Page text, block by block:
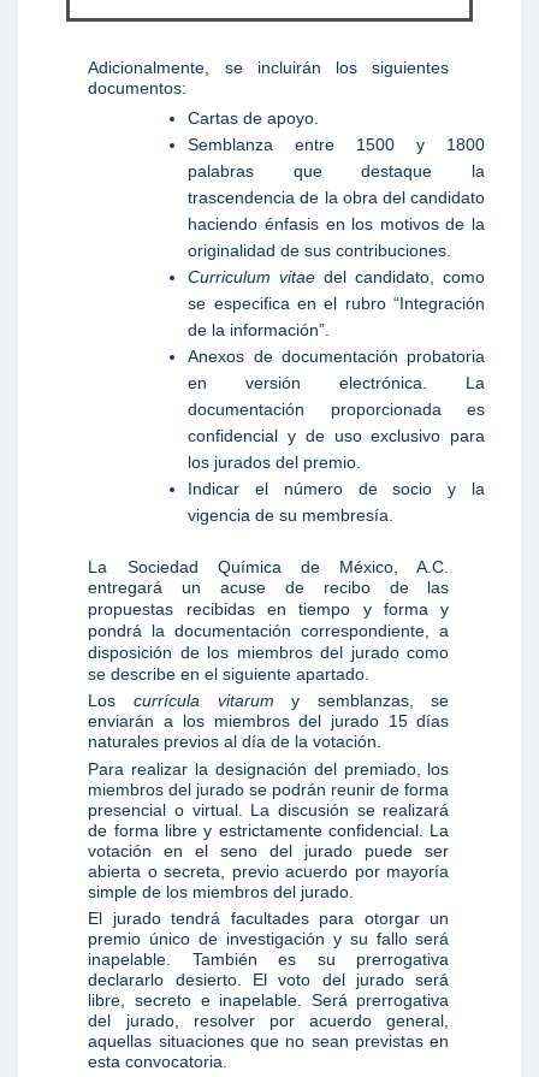
Adicionalmente, se incluirán los siguientes
documentos:
Cartas de apoyo.
Semblanza entre 1500 y 1800
palabras que destaque la
trascendencia de la obra del candidato
haciendo énfasis en los motivos de la
originalidad de sus contribuciones.
Curriculum vitae del candidato, como
se especifica en el rubro “Integración
de la información”.
Anexos de documentación probatoria
en versión electrónica. La
documentación proporcionada es
confidencial y de uso exclusivo para
los jurados del premio.
Indicar el número de socio y la
vigencia de su membresía.
La Sociedad Química de México, A.C.
entregará un acuse de recibo de las
propuestas recibidas en tiempo y formay
pondrá la documentación correspondiente, a
disposición de los miembros del jurado como
se describe en el siguiente apartado.
Loscurrícula vitarum y semblanzas, se
enviarán a los miembros del jurado 15 días
naturales previos al día de la votación.
Para realizar la designación del premiado, los
miembros del jurado se podrán reunir de forma
presencial o virtual. La discusión se realizará
de forma libre y estrictamente confidencial. La
votación en el seno del jurado puede ser
abierta o secreta, previo acuerdo por mayoría
simple de los miembros del jurado.
El jurado tendrá facultades para otorgar un
premio único de investigación y su fallo será
inapelable. También es su prerrogativa
declararlo desierto. El voto del jurado será
libre, secreto e inapelable. Será prerrogativa
del jurado, resolver por acuerdo general,
aquellas situaciones que no sean previstas en
esta convocatoria.